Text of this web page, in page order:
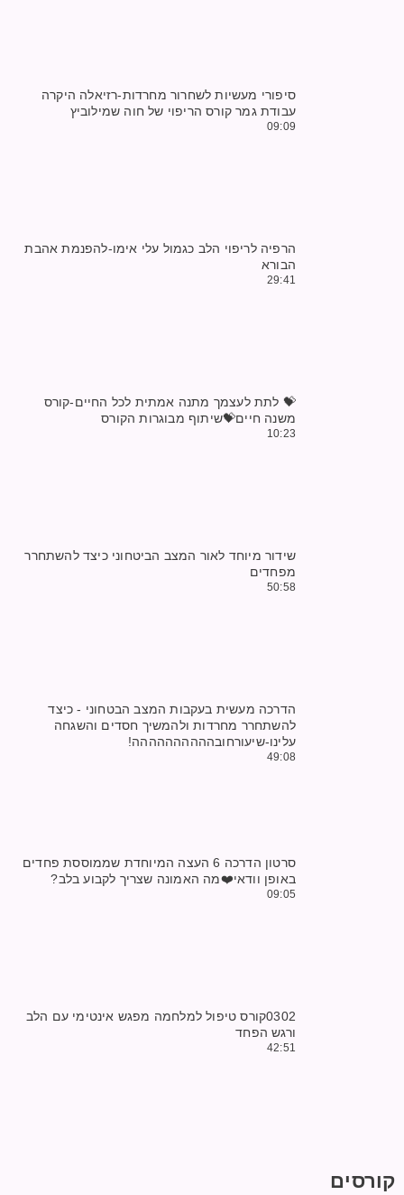
סיפורי מעשיות לשחרור מחרדות-רזיאלה היקרה
עבודת גמר קורס הריפוי של חוה שמילוביץ
09:09
הרפיה לריפוי הלב כגמול עלי אימו-להפנמת אהבת
הבורא
29:41
💝 לתת לעצמך מתנה אמתית לכל החיים-קורס
משנה חיים💝שיתוף מבוגרות הקורס
10:23
שידור מיוחד לאור המצב הביטחוני כיצד להשתחרר
מפחדים
50:58
הדרכה מעשית בעקבות המצב הבטחוני - כיצד
להשתחרר מחרדות ולהמשיך חסדים והשגחה
עלינו-שיעורחובהההההההההה!
49:08
סרטון הדרכה 6 העצה המיוחדת שממוססת פחדים
באופן וודאי‏❤️מה האמונה שצריך לקבוע בלב?‏
09:05
0302קורס טיפול למלחמה מפגש אינטימי עם הלב
ורגש הפחד
42:51
קורסים